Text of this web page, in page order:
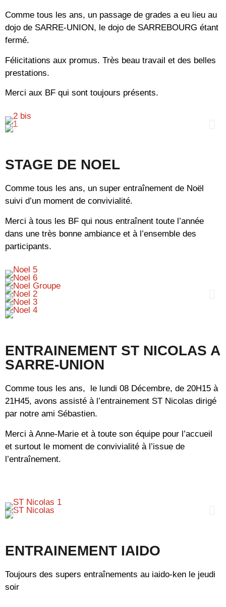
Comme tous les ans, un passage de grades a eu lieu au
dojo de SARRE-UNION, le dojo de SARREBOURG étant
fermé.
Félicitations aux promus. Très beau travail et des belles
prestations.
Merci aux BF qui sont toujours présents.
STAGE DE NOEL
Comme tous les ans, un super entraînement de Noël
suivi d’un moment de convivialité.
Merci à tous les BF qui nous entraînent toute l’année
dans une très bonne ambiance et à l’ensemble des
participants.
ENTRAINEMENT ST NICOLAS A
SARRE-UNION
Comme tous les ans, le lundi 08 Décembre, de 20H15 à
21H45, avons assisté à l’entrainement ST Nicolas dirigé
par notre ami Sébastien.
Merci à Anne-Marie et à toute son équipe pour l’accueil
et surtout le moment de convivialité à l’issue de
l’entraînement.
ENTRAINEMENT IAIDO
Toujours des supers entraînements au iaido-ken le jeudi
soir